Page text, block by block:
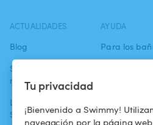
Tu privacidad
¡Bienvenido a Swimmy!
navegación por la página
ACTUALIDADES
Blog
Swimmy en los
medios
La aventura
Swimmy
AYUDA
Para los
piscina